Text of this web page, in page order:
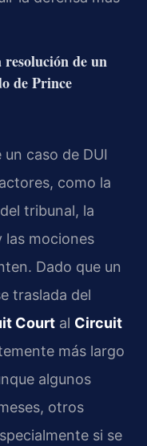
de un
de Prince
caso de DUI
como la
tribunal, la
las mociones
Dado que un
traslada del
Court al Circuit
más largo
algunos
otros
si se